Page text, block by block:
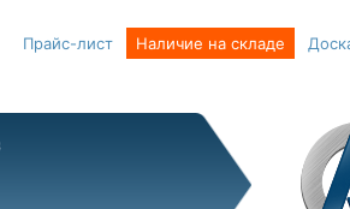
Прайс-лист Наличие на складе